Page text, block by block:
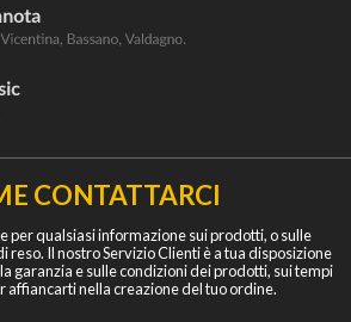
CONTATTARCI
per qualsiasi informazione sui prodotti, o sulle
reso. Il nostro Servizio Clienti è a tua disposizione
garanzia e sulle condizioni dei prodotti, sui tempi
affiancarti nella creazione del tuo ordine.